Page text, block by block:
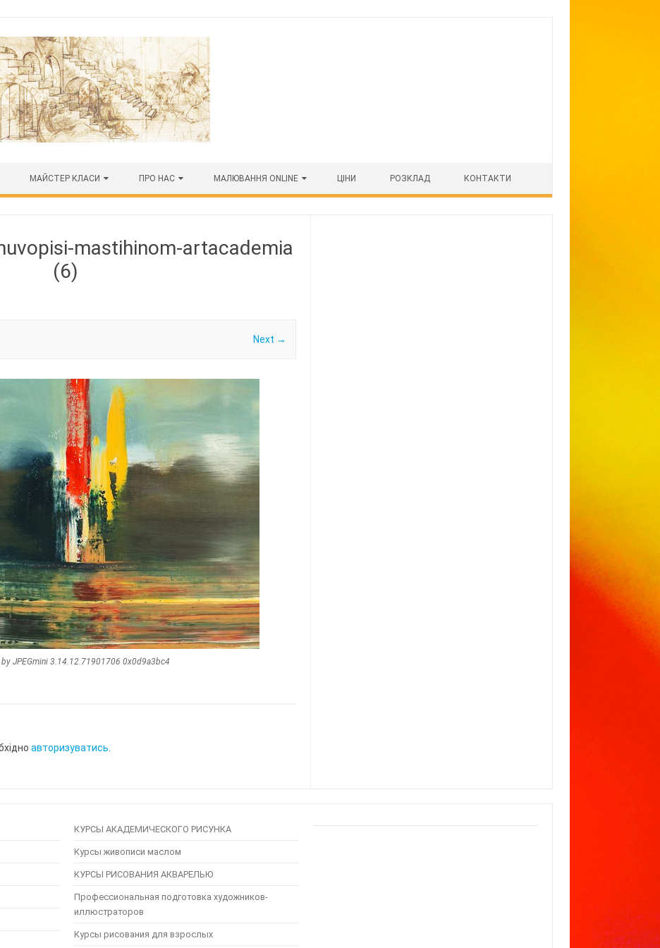
МАЙСТЕР КЛАСИ ПРО НАС МАЛЮВАННЯ ONLINE ЦІНИ РОЗКЛАД КОНТАКТИ
mastihinom-artacademia
(6)
Next →
JPEGmini 3.14.12.71901706 0x0d9a3bc4
авторизуватись
КУРСЫ АКАДЕМИЧЕСКОГО РИСУНКА
Курсы живописи маслом
КУРСЫ РИСОВАНИЯ АКВАРЕЛЬЮ
Профессиональная подготовка художников-
иллюстраторов
Курсы рисования для взрослых